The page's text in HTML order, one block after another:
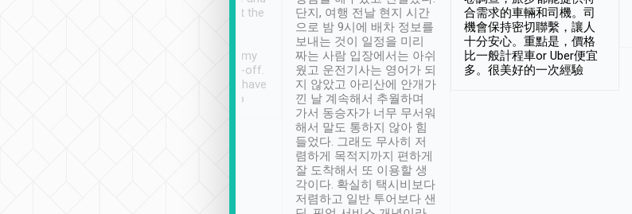
thoughtful. Driver went the
have safely arrived at my
destination after drop-off.
Definitely something I have
not seen elsewhere 👍
단지, 여행 전날 현지 시간
으로 밤 9시에 배차 정보를
보내는 것이 일정을 미리
짜는 사람 입장에서는 아쉬
웠고 운전기사는 영어가 되
지 않았고 아리산에 안개가
낀 날 계속해서 추월하며
가서 동승자가 너무 무서워
해서 말도 통하지 않아 힘
들었다. 그래도 무사히 저
렴하게 목적지까지 편하게
잘 도착해서 또 이용할 생
각이다. 확실히 택시비보다
저렴하고 일반 투어보다 샌
合需求的車輛和司機。司
機會保持密切聯繫，讓人
十分安心。重點是，價格
比一般計程車or Uber便宜
多。很美好的一次經驗